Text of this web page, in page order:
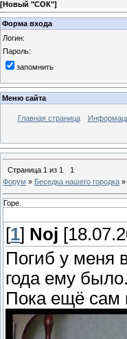
[Новый "СОК"]
Форма входа
Логин:
Пароль:
запомнить
Меню сайта
Главная страница
Страница 1 из 1
1
Форум » Беседка нашего городка »
Горе.
[1] Noj
Погиб у меня
года ему было.
Пока ещё сам